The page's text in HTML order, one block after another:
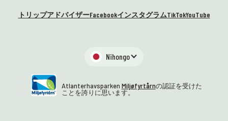
トリップアドバイザーFacebookインスタグラムTikTokYouTube
Nihongo
Atlanterhavsparken Miljøfyrtårnの認証を受けた
ことを誇りに思います。